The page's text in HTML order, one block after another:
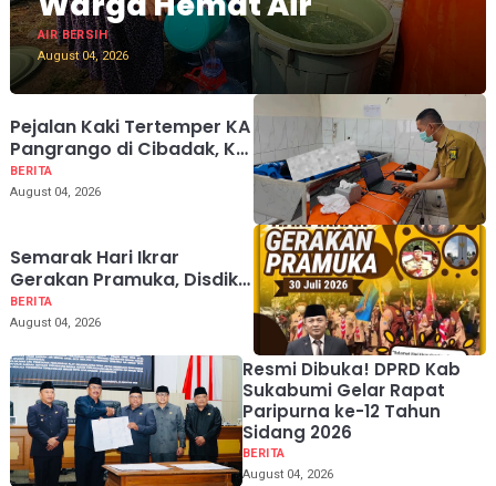
AIR BERSIH
August 04, 2026
Pejalan Kaki Tertemper KA
Pangrango di Cibadak, KAI
Ingatkan Bahaya Jalur Rel
BERITA
August 04, 2026
Semarak Hari Ikrar
Gerakan Pramuka, Disdik
Sukabumi Tekankan
Pembentukan Karakter
BERITA
August 04, 2026
Resmi Dibuka! DPRD Kab
Sukabumi Gelar Rapat
Paripurna ke-12 Tahun
Sidang 2026
BERITA
August 04, 2026